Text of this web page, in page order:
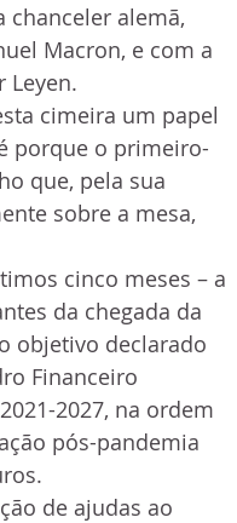
chanceler alemã,
Macron, e com a
Leyen.
cimeira um papel
porque o primeiro-
que, pela sua
sobre a mesa,
cinco meses – a
da chegada da
objetivo declarado
Financeiro
2027, na ordem
pós-pandemia
de ajudas ao